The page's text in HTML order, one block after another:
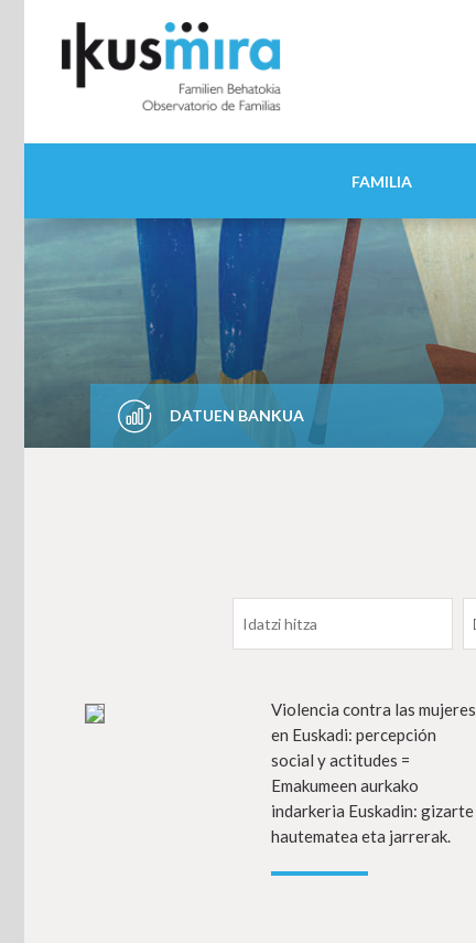
FAMILIA
DATUEN BANKUA
Violencia contra las mujeres
en Euskadi: percepción
social y actitudes =
Emakumeen aurkako
indarkeria Euskadin: gizarte
hautematea eta jarrerak.